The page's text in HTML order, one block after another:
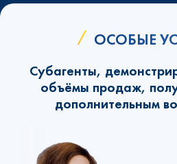
ОСОБЫЕ
Субагенты,
объёмы продаж,
дополнительным